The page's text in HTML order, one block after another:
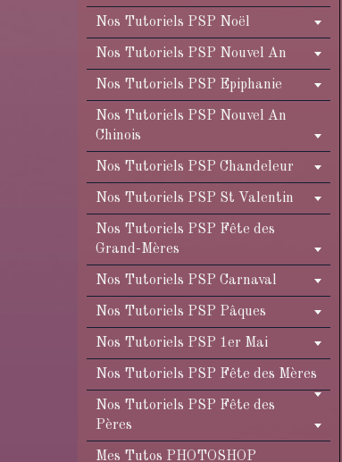
Nos Tutoriels PSP Noël
Nos Tutoriels PSP Nouvel An
Nos Tutoriels PSP Epiphanie
Nos Tutoriels PSP Nouvel An
Chinois
Nos Tutoriels PSP Chandeleur
Nos Tutoriels PSP St Valentin
Nos Tutoriels PSP Fête des
Grand-Mères
Nos Tutoriels PSP Carnaval
Nos Tutoriels PSP Pâques
Nos Tutoriels PSP 1er Mai
Nos Tutoriels PSP Fête des Mères
Nos Tutoriels PSP Fête des
Pères
Mes Tutos PHOTOSHOP